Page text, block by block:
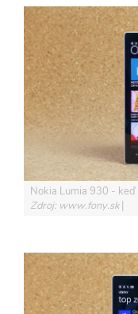
Nokia Lumia 930 -
Zdroj: www.fony.sk